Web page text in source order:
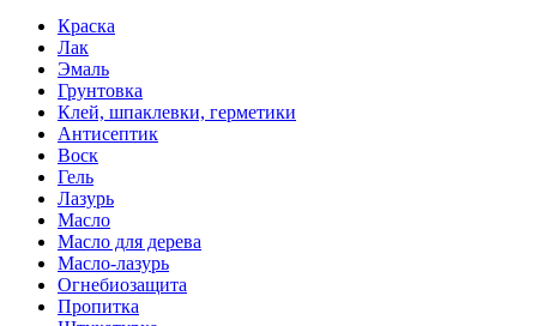
Краска
Лак
Эмаль
Грунтовка
Клей, шпаклевки, герметики
Антисептик
Воск
Гель
Лазурь
Масло
Масло для дерева
Масло-лазурь
Огнебиозащита
Пропитка